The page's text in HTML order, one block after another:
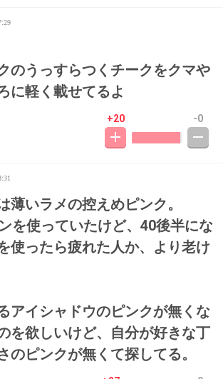
のうっすらつくチークをクマや
に軽く載せてるよ
+20 -0
薄いラメの控えめピンク。
を使っていたけど、40後半にな
使ったら疲れた人か、より老け
アイシャドウのピンクが無くな
を欲しいけど、自分が好きな丁
のピンクが無くて探してる。